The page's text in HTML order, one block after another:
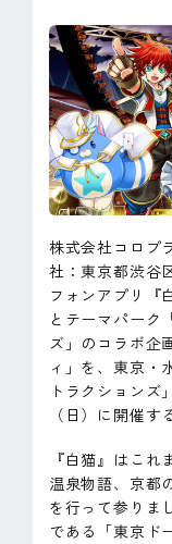
ピンマーク
EN
株式会社コロプ
社：東京都渋谷
フォンアプリ『
とテーマパーク
ズ」のコラボ企
ィ」を、東京・
トラクションズ
（日）に開催す
『白猫』はこ
温泉物語、京都
を行って参りま
である「東京ド